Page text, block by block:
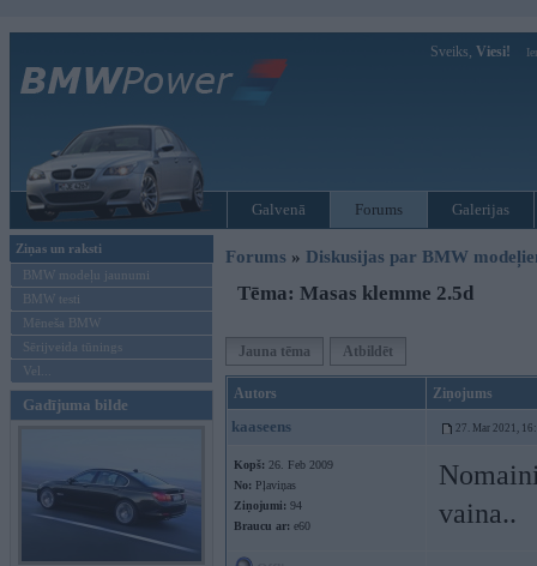
Sveiks, Viesi!
Galvenā Forums Galerijas
Ziņas un raksti
BMW modeļu jaunumi
BMW testi
Mēneša BMW
Sērijveida tūnings
Vel...
Gadījuma bilde
Forums » Diskusijas par BMW
Tēma: Masas klemme 2.5d
Jauna tēma Atbildēt
Autors Ziņojums
kaaseens 27. Mar 2021,
Kopš: 26. Feb 2009
No: Pļaviņas
Ziņojumi: 94
Braucu ar: e60
vaina..